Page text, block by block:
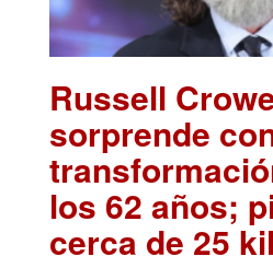
Russell
sorprende
los 62 años;
cerca de 25